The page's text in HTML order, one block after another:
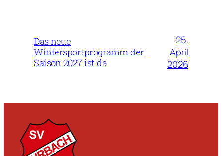
Das neue
Wintersportprogramm der
Saison 2027 ist da
25.
April
2026